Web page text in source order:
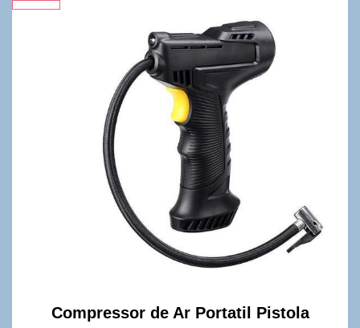
Compressor de Ar Portatil Pistola